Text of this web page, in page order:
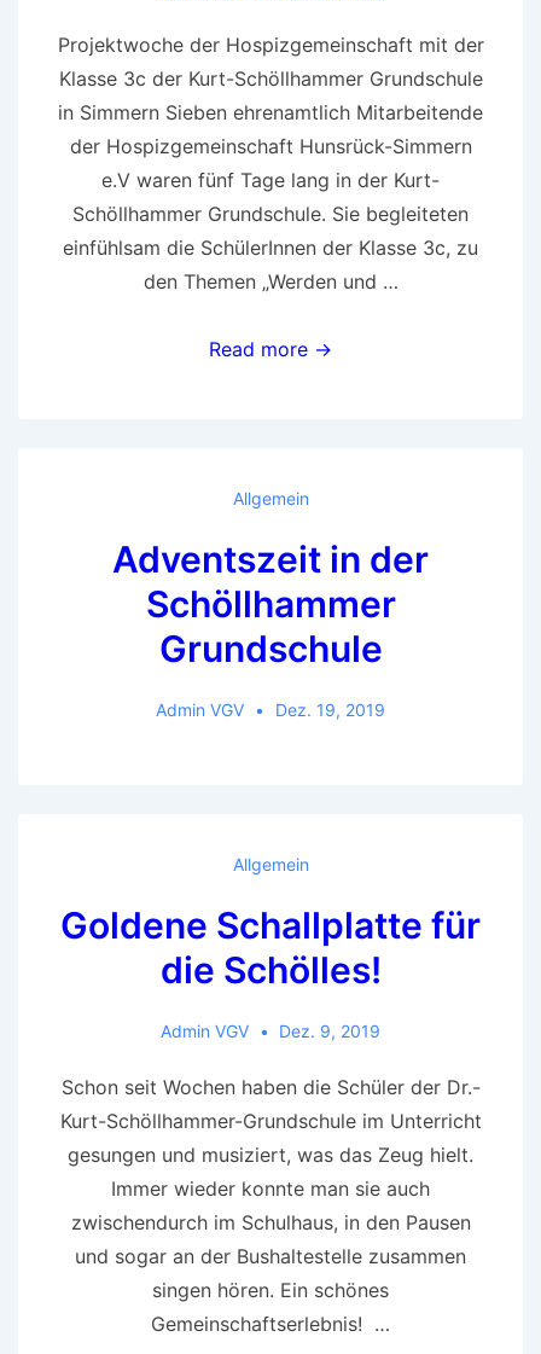
Projektwoche der Hospizgemeinschaft mit der
Klasse 3c der Kurt-Schöllhammer Grundschule
in Simmern Sieben ehrenamtlich Mitarbeitende
der Hospizgemeinschaft Hunsrück-Simmern
e.V waren fünf Tage lang in der Kurt-
Schöllhammer Grundschule. Sie begleiteten
einfühlsam die SchülerInnen der Klasse 3c, zu
den Themen „Werden und …
„Hospiz
Thema
kindgerecht
vermittelt
Read more →
Allgemein
Adventszeit in der
Schöllhammer
Grundschule
Admin VGV Dez. 19, 2019
Allgemein
Goldene Schallplatte für
die Schölles!
Admin VGV Dez. 9, 2019
Schon seit Wochen haben die Schüler der Dr.-
Kurt-Schöllhammer-Grundschule im Unterricht
gesungen und musiziert, was das Zeug hielt.
Immer wieder konnte man sie auch
zwischendurch im Schulhaus, in den Pausen
und sogar an der Bushaltestelle zusammen
singen hören. Ein schönes
Gemeinschaftserlebnis! …